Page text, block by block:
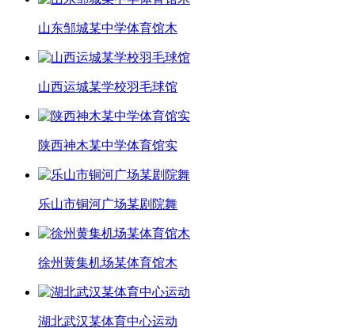
山东邹城某中学体育馆木
山西运城某学校羽毛球馆
陕西神木某中学体育馆实
乐山市铜河广场某剧院舞
徐州黄集机场某体育馆木
湖北武汉某体育中心运动